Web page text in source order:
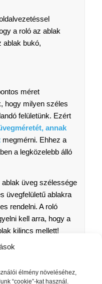
élmény növeléséhez,
“cookie”-kat használ.
a roló az ablak
ablak bukó,
méret
hogy milyen széles
felületünk. Ezért
annak
megmérni. Ehhez a
a legközelebb álló
üveg szélessége
üvegfelületű ablakra
rendelni. A roló
kell arra, hogy a
kilincs mellett!
ablakunk üvegezett
és a roló hossza